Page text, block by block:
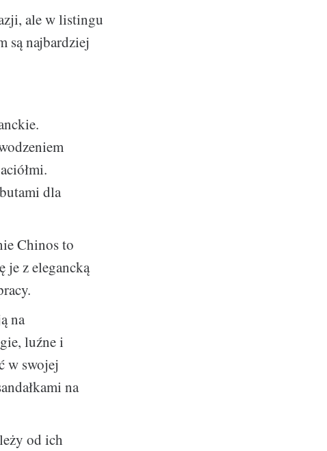
ale w listingu
są najbardziej
dla
Chinos to
je z elegancką
na
luźne i
w swojej
na
od ich